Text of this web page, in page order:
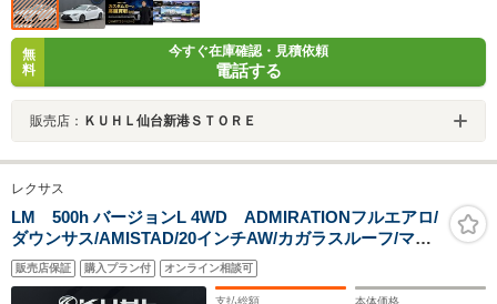
無
料
今すぐ在庫確認・見積依頼
電話する
販売店： ＫＵＨＬ仙台新港ＳＴＯＲＥ
レクサス
LM 500h バージョンL 4WD ADMIRATIONフルエアロ/
ダウンサス/AMISTAD/20インチAW/カガラスルーフ/マー
クレビンソン/リアエンター/ユニバーサルステップ/3眼
LEDヘッドライト/全周囲/レクサスセーフティーシステム/
販売店保証 購入プラン付 オンライン相談可